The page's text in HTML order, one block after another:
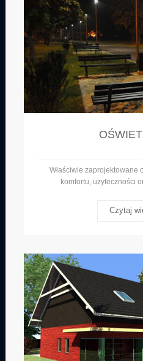
Właściwie zaprojektowane
komfortu, użyteczności
Czytaj